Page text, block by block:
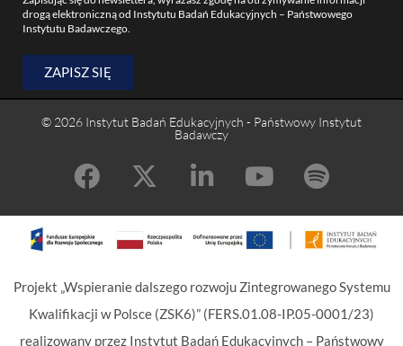
drogą elektroniczną od Instytutu Badań Edukacyjnych – Państwowego
Instytutu Badawczego.
ZAPISZ SIĘ
© 2026 Instytut Badań Edukacyjnych - Państwowy Instytut
Badawczy
Projekt „Wspieranie dalszego rozwoju Zintegrowanego Systemu
Kwalifikacji w Polsce (ZSK6)” (FERS.01.08-IP.05-0001/23)
realizowany przez Instytut Badań Edukacyjnych – Państwowy